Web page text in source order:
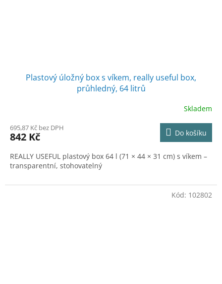
Plastový úložný box s víkem, really useful box,
průhledný, 64 litrů
Skladem
695,87 Kč bez DPH
842 Kč Do košíku
REALLY USEFUL plastový box 64 l (71 × 44 × 31 cm) s víkem –
transparentní, stohovatelný
Kód: 102802